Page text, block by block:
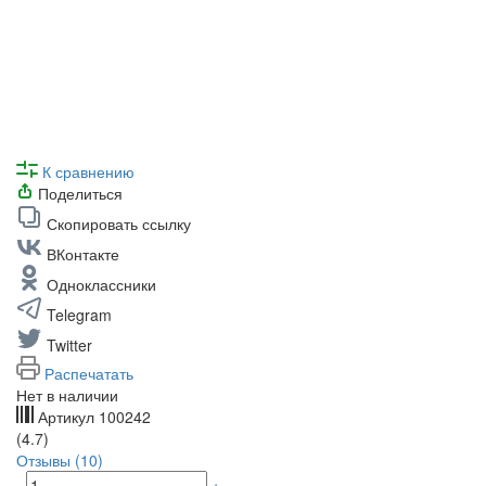
К сравнению
Поделиться
Скопировать ссылку
ВКонтакте
Одноклассники
Telegram
Twitter
Распечатать
Нет в наличии
Артикул 100242
(4.7)
Отзывы (10)